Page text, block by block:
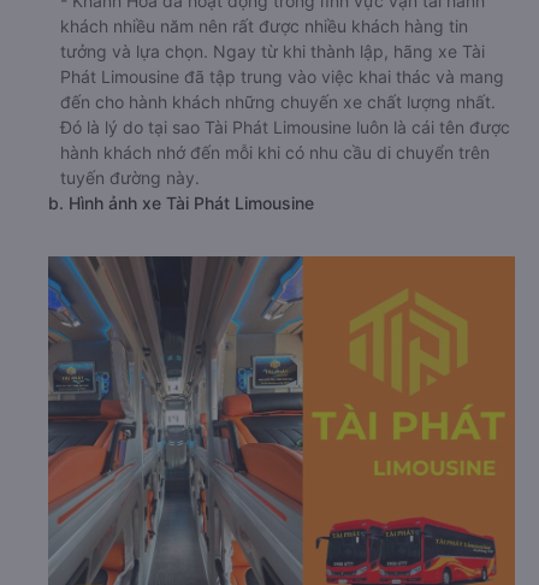
khách nhiều năm nên rất được nhiều khách hàng tin
tưởng và lựa chọn. Ngay từ khi thành lập, hãng xe Tài
Phát Limousine đã tập trung vào việc khai thác và mang
đến cho hành khách những chuyến xe chất lượng nhất.
Đó là lý do tại sao Tài Phát Limousine luôn là cái tên được
hành khách nhớ đến mỗi khi có nhu cầu di chuyển trên
tuyến đường này.
b. Hình ảnh xe Tài Phát Limousine